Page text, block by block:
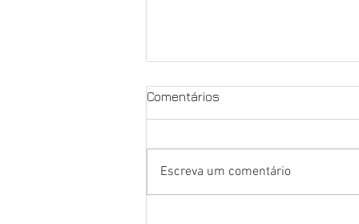
Comentários
Escreva um comentário